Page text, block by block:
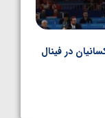
در فینال